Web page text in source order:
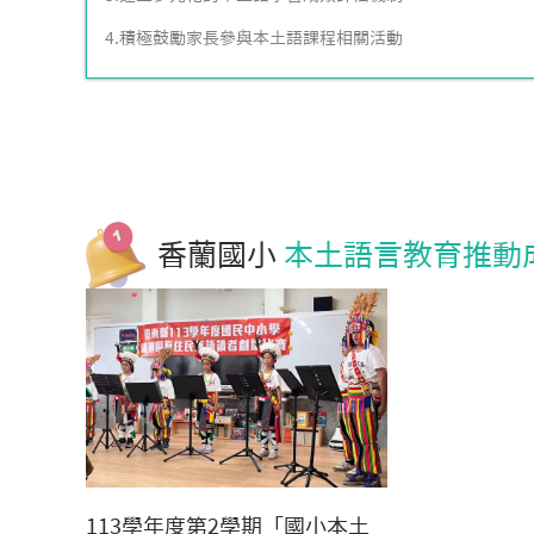
4.積極鼓勵家長參與本土語課程相關活動
香蘭國小 本土語言教育推動
113學年度第2學期「國小本土